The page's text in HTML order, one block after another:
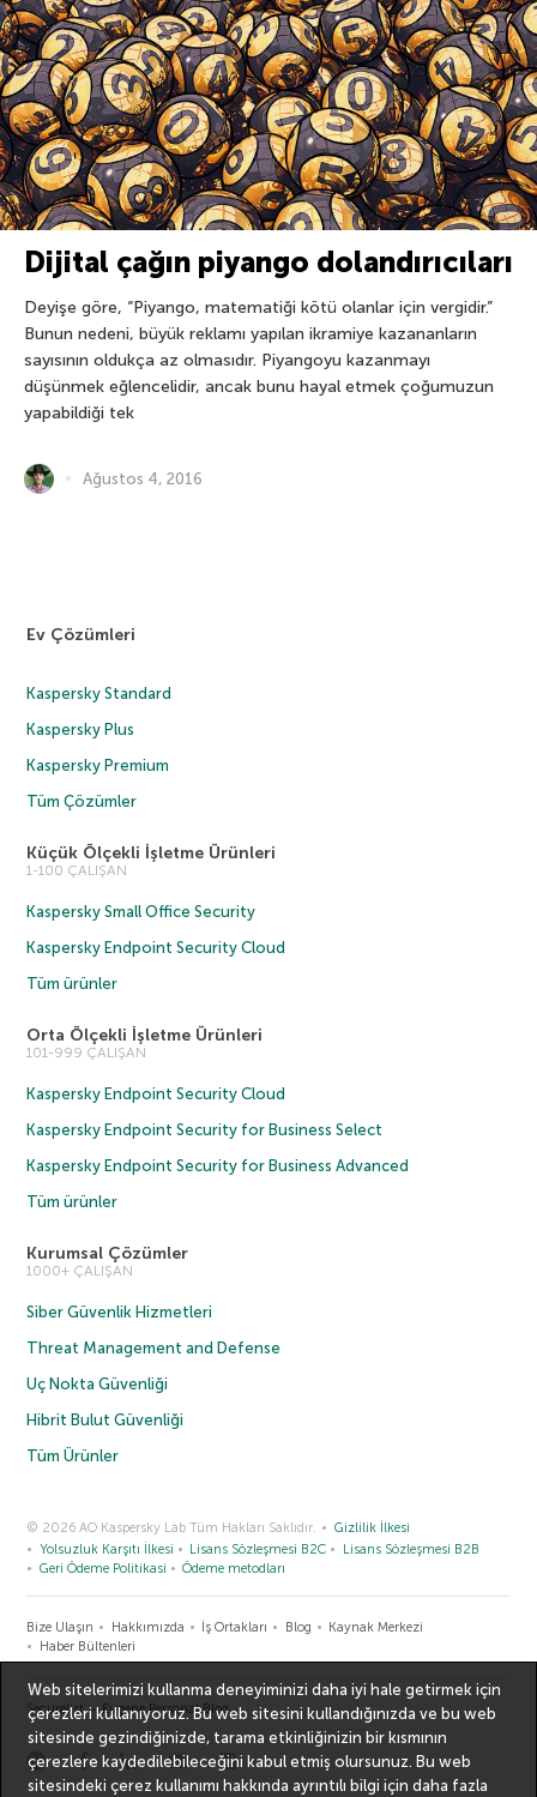
Dijital çağın piyango dolandırıcıları
Deyişe göre, “Piyango, matematiği kötü olanlar için vergidir.”
Bunun nedeni, büyük reklamı yapılan ikramiye kazananların
sayısının oldukça az olmasıdır. Piyangoyu kazanmayı
düşünmek eğlencelidir, ancak bunu hayal etmek çoğumuzun
yapabildiği tek
Ağustos 4, 2016
Ev Çözümleri
Kaspersky Standard
Kaspersky Plus
Kaspersky Premium
Tüm Çözümler
Küçük Ölçekli İşletme Ürünleri
1-100 ÇALIŞAN
Kaspersky Small Office Security
Kaspersky Endpoint Security Cloud
Tüm ürünler
Orta Ölçekli İşletme Ürünleri
101-999 ÇALIŞAN
Kaspersky Endpoint Security Cloud
Kaspersky Endpoint Security for Business Select
Kaspersky Endpoint Security for Business Advanced
Tüm ürünler
Kurumsal Çözümler
1000+ ÇALIŞAN
Siber Güvenlik Hizmetleri
Threat Management and Defense
Uç Nokta Güvenliği
Hibrit Bulut Güvenliği
Tüm Ürünler
© 2026 AO Kaspersky Lab Tüm Hakları Saklıdır.
Gizlilik İlkesi
Yolsuzluk Karşıtı İlkesi
Lisans Sözleşmesi B2C
Lisans Sözleşmesi B2B
Geri Ödeme Politikasi
Ödeme metodları
Bize Ulaşın Hakkımızda İş Ortakları Blog
Kaynak Merkezi
Haber Bültenleri
Securelist Eugene Personal Blog
Web sitelerimizi kullanma deneyiminizi daha iyi hale getirmek için
çerezleri kullanıyoruz. Bu web sitesini kullandığınızda ve bu web
sitesinde gezindiğinizde, tarama etkinliğinizin bir kısmının
çerezlere kaydedilebileceğini kabul etmiş olursunuz. Bu web
sitesindeki çerez kullanımı hakkında ayrıntılı bilgi içindaha fazla